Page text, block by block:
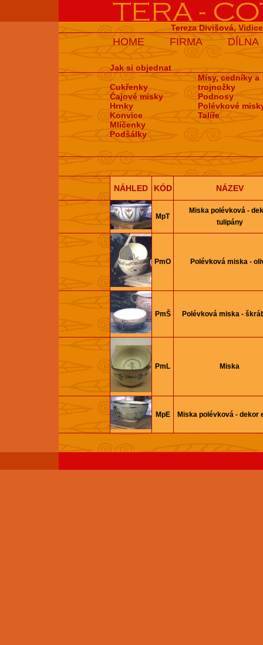
Tereza Divišová,
HOME FIRMA DÍLNA
Jak si objednat
Cukřenky
Čajové misky
Hrnky
Konvice
Mlíčenky
Podšálky
Mísy, cedníky a
trojnožky
Podnosy
Polévkové
Talíře
NÁHLED KÓD NÁZEV
MpT
Miska polévková -
tulipány
PmO Polévková miska -
PmŠ Polévková miska -
PmL Miska
MpE Miska polévková - dekor